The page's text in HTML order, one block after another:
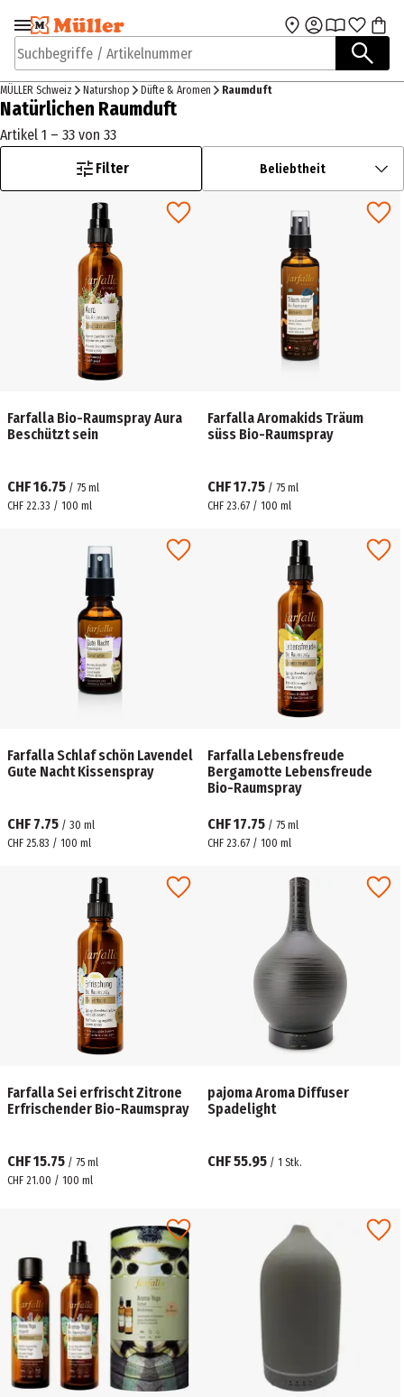
Zur Navigation
springen
Zum Hauptinhalt
Suchbegriffe / Artikelnummer
MÜLLER Schweiz Naturshop Düfte & Aromen Raumduft
Natürlichen Raumduft
Artikel 1 – 33 von 33
Filter
Beliebtheit
Farfalla Bio-Raumspray Aura
Beschützt sein
CHF 16.75 / 75 ml
CHF 22.33 / 100 ml
Farfalla Aromakids Träum
süss Bio-Raumspray
CHF 17.75 / 75 ml
CHF 23.67 / 100 ml
Farfalla Schlaf schön Lavendel
Gute Nacht Kissenspray
CHF 7.75 / 30 ml
CHF 25.83 / 100 ml
Farfalla Lebensfreude
Bergamotte Lebensfreude
Bio-Raumspray
CHF 17.75 / 75 ml
CHF 23.67 / 100 ml
Farfalla Sei erfrischt Zitrone
Erfrischender Bio-Raumspray
CHF 15.75 / 75 ml
CHF 21.00 / 100 ml
pajoma Aroma Diffuser
Spadelight
CHF 55.95 / 1 Stk.